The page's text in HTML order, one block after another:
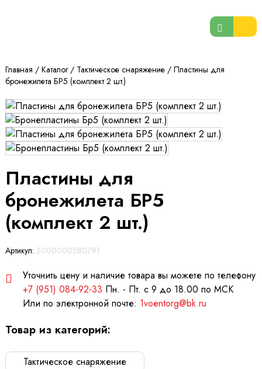
Главная / Каталог/ Тактическое снаряжение/ Пластины для
бронежилета БР5 (комплект 2 шт.)
Пластины для
бронежилета БР5
(комплект 2 шт.)
Артикул: 2000000580791
Уточнить цену и наличие товара вы можете по телефону
+7 (951) 084-92-33 Пн. - Пт. с 9 до 18.00 по МСК
Или по электронной почте: 1voentorg@bk.ru
Товар из категорий:
Тактическое снаряжение